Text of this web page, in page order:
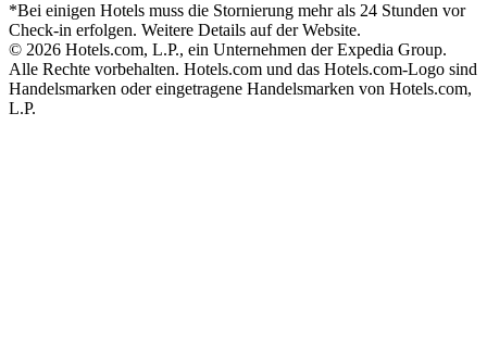
*Bei einigen Hotels muss die Stornierung mehr als 24 Stunden vor
Check-in erfolgen. Weitere Details auf der Website.
© 2026 Hotels.com, L.P., ein Unternehmen der Expedia Group.
Alle Rechte vorbehalten. Hotels.com und das Hotels.com-Logo sind
Handelsmarken oder eingetragene Handelsmarken von Hotels.com,
L.P.